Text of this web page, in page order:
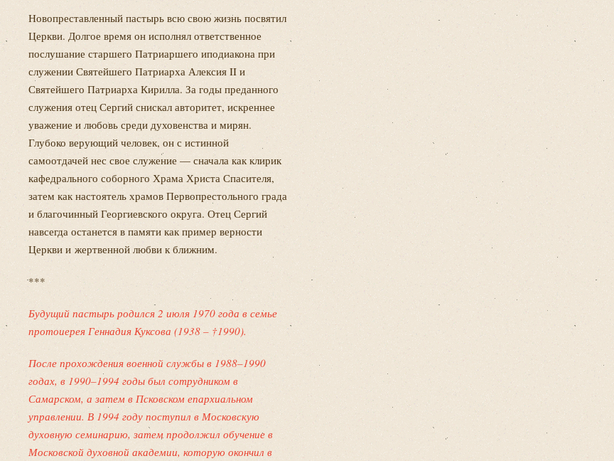
Новопреставленный пастырь всю свою жизнь посвятил
Церкви. Долгое время он исполнял ответственное
послушание старшего Патриаршего иподиакона при
служении Святейшего Патриарха Алексия II и
Святейшего Патриарха Кирилла. За годы преданного
служения отец Сергий снискал авторитет, искреннее
уважение и любовь среди духовенства и мирян.
Глубоко верующий человек, он с истинной
самоотдачей нес свое служение — сначала как клирик
кафедрального соборного Храма Христа Спасителя,
затем как настоятель храмов Первопрестольного града
и благочинный Георгиевского округа. Отец Сергий
навсегда останется в памяти как пример верности
Церкви и жертвенной любви к ближним.
***
Будущий пастырь родился 2 июля 1970 года в семье
протоиерея Геннадия Куксова (1938 – †1990).
После прохождения военной службы в 1988–1990
годах, в 1990–1994 годы был сотрудником в
Самарском, а затем в Псковском епархиальном
управлении. В 1994 году поступил в Московскую
духовную семинарию, затем продолжил обучение в
Московской духовной академии, которую окончил в